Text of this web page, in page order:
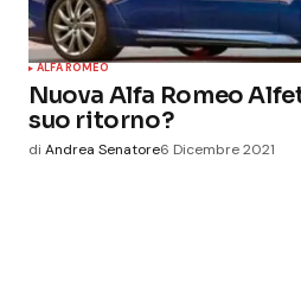
ALFA ROMEO
Nuova Alfa Romeo
suo ritorno?
di Andrea Senatore6 Dicembre 2021